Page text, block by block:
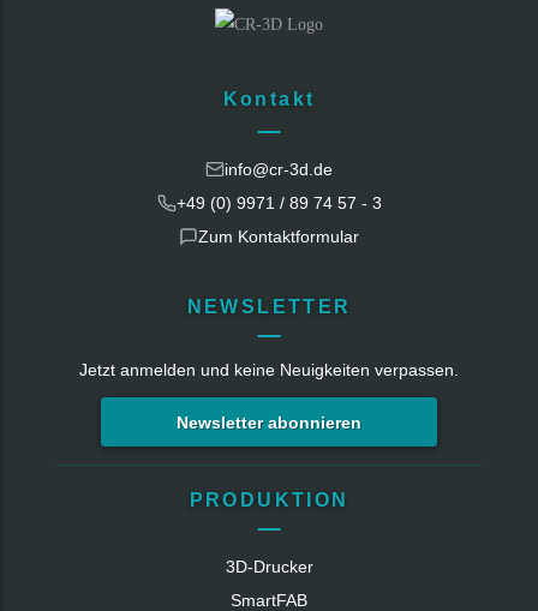
Kontakt
info@cr-3d.de
+49 (0) 9971 / 89 74 57 - 3
Zum Kontaktformular
NEWSLETTER
Jetzt anmelden und keine Neuigkeiten verpassen.
Newsletter abonnieren
PRODUKTION
3D-Drucker
SmartFAB